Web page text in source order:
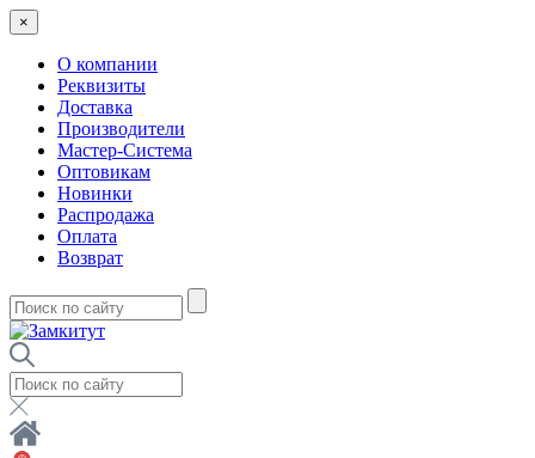
×
О компании
Реквизиты
Доставка
Производители
Мастер-Система
Оптовикам
Новинки
Распродажа
Оплата
Возврат